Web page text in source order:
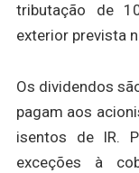
tributação de
exterior prevista
Os dividendos
pagam aos
isentos de IR.
exceções à